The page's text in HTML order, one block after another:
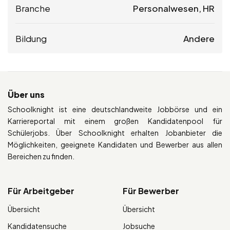
Branche Personalwesen, HR
Bildung Andere
Über uns
Schoolknight ist eine deutschlandweite Jobbörse und ein
Karriereportal mit einem großen Kandidatenpool für
Schülerjobs. Über Schoolknight erhalten Jobanbieter die
Möglichkeiten, geeignete Kandidaten und Bewerber aus allen
Bereichen zu finden.
Für Arbeitgeber
Übersicht
Kandidatensuche
Für Bewerber
Übersicht
Jobsuche